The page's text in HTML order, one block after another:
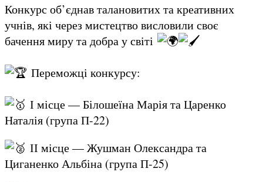
Конкурс об’єднав талановитих та креативних
учнів, які через мистецтво висловили своє
бачення миру та добра у світі
Переможці конкурсу:
І місце — Білошеїна Марія та Царенко
Наталія (група П-22)
ІІ місце — Жушман Олександра та
Циганенко Альбіна (група П-25)